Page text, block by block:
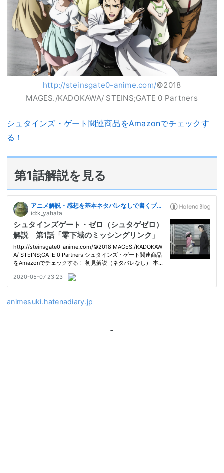
http://steinsgate0-anime.com/©️2018
MAGES./KADOKAWA/ STEINS;GATE 0 Partners
シュタインズ・ゲート関連商品をAmazonでチェックす
る！
第1話解説を見る
animesuki.hatenadiary.jp